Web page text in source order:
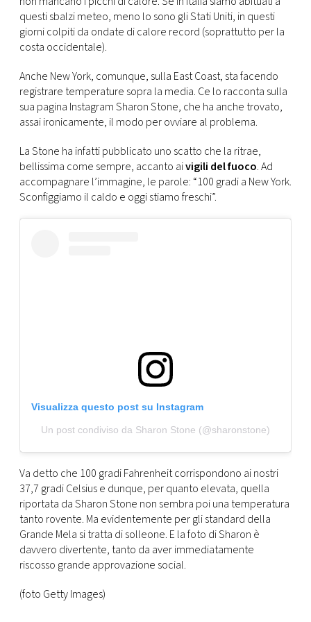
CONSIGLIA
questi sbalzi meteo, meno lo sono gli Stati Uniti, in questi
giorni colpiti da ondate di calore record (soprattutto per la
costa occidentale).
Anche New York, comunque, sulla East Coast, sta facendo
registrare temperature sopra la media. Ce lo racconta sulla
sua pagina Instagram Sharon Stone, che ha anche trovato,
assai ironicamente, il modo per ovviare al problema.
La Stone ha infatti pubblicato uno scatto che la ritrae,
bellissima come sempre, accanto aivigili del fuoco. Ad
accompagnare l’immagine, le parole: “100 gradi a New York.
Sconfiggiamo il caldo e oggi stiamo freschi”.
Visualizza questo post su Instagram
Un post condiviso da Sharon Stone (@sharonstone)
Va detto che 100 gradi Fahrenheit corrispondono ai nostri
37,7 gradi Celsius e dunque, per quanto elevata, quella
riportata da Sharon Stone non sembra poi una temperatura
tanto rovente. Ma evidentemente per gli standard della
Grande Mela si tratta di solleone. E la foto di Sharon è
davvero divertente, tanto da aver immediatamente
riscosso grande approvazione social.
(foto Getty Images)